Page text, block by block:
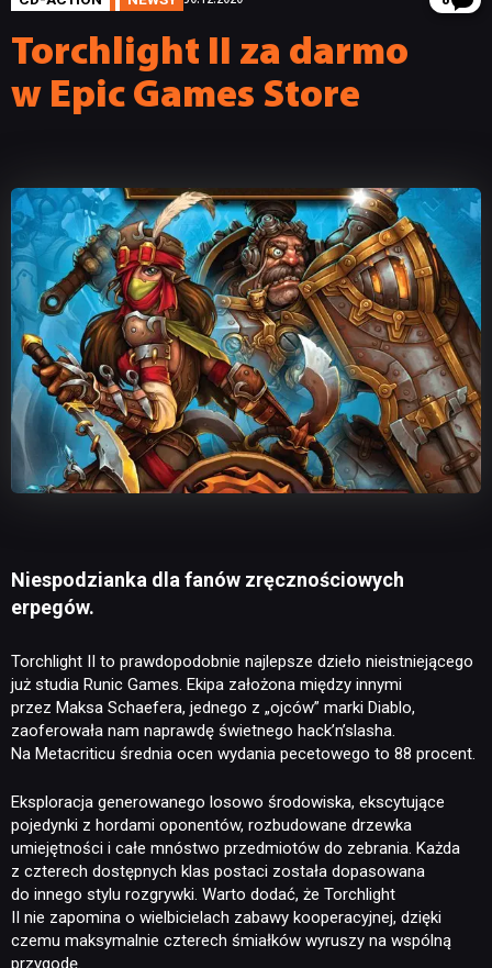
Torchlight II za darmo
w Epic Games Store
Niespodzianka dla fanów zręcznościowych
erpegów.
Torchlight II to prawdopodobnie najlepsze dzieło nieistniejącego
już studia Runic Games. Ekipa założona między innymi
przez Maksa Schaefera, jednego z „ojców” marki Diablo,
zaoferowała nam naprawdę świetnego hack’n’slasha.
Na Metacriticu średnia ocen wydania pecetowego to 88 procent.
Eksploracja generowanego losowo środowiska, ekscytujące
pojedynki z hordami oponentów, rozbudowane drzewka
umiejętności i całe mnóstwo przedmiotów do zebrania. Każda
z czterech dostępnych klas postaci została dopasowana
do innego stylu rozgrywki. Warto dodać, że Torchlight
II nie zapomina o wielbicielach zabawy kooperacyjnej, dzięki
czemu maksymalnie czterech śmiałków wyruszy na wspólną
przygodę.